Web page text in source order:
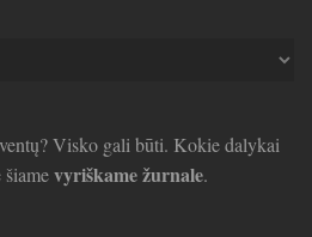
Visko gali būti. Kokie dalykai
vyriškame žurnale.